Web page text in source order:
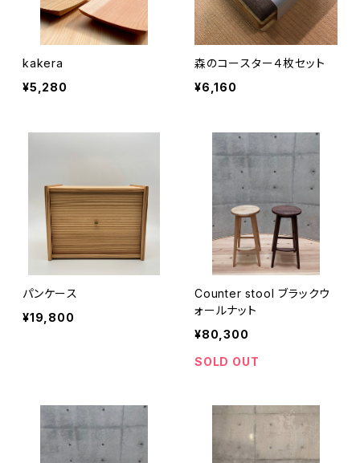
kakera
¥5,280
森のコースター４枚セット
¥6,160
パンケース
¥19,800
Counter stool ブラックウ
ォールナット
¥80,300
SOLD OUT